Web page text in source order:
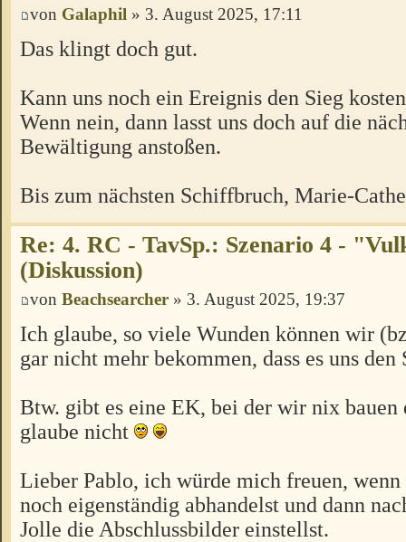
von Galaphil » 3. August 2025, 17:11
Das klingt doch gut.
Kann uns noch ein Ereignis den Sieg
Wenn nein, dann lasst uns doch auf die
Bewältigung anstoßen.
Bis zum nächsten Schiffbruch, Marie-
Re: 4. RC - TavSp.: Szenario 4 -
(Diskussion)
von Beachsearcher » 3. August 2025, 19:37
Ich glaube, so viele Wunden können wir
gar nicht mehr bekommen, dass es uns
Btw. gibt es eine EK, bei der wir nix bauen
glaube nicht
Lieber Pablo, ich würde mich freuen, wenn
noch eigenständig abhandelst und dann
Jolle die Abschlussbilder einstellst.